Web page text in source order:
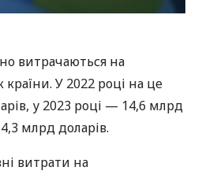
витрачаються на
У 2022 році на це
у 2023 році — 14,6 млрд
млрд доларів.
витрати на